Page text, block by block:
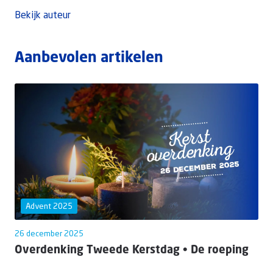
Bekijk auteur
Aanbevolen artikelen
Advent 2025
26 december 2025
Overdenking Tweede Kerstdag • De roeping